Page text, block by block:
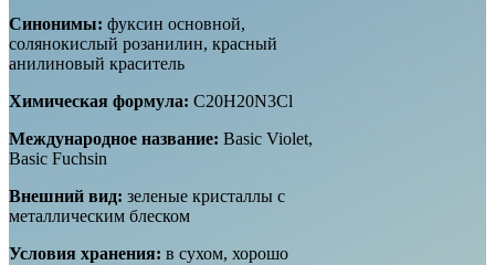
Синонимы: фуксин основной,
солянокислый розанилин, красный
анилиновый краситель
Химическая формула: C20H20N3Cl
Международное название: Basic Violet,
Basic Fuchsin
Внешний вид: зеленые кристаллы с
металлическим блеском
Условия хранения: в сухом, хорошо